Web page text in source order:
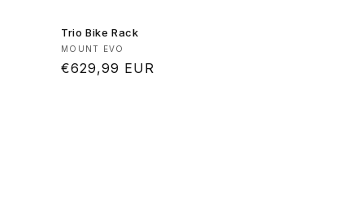
Trio Bike Rack
Produttore:
MOUNT EVO
Prezzo
€629,99 EUR